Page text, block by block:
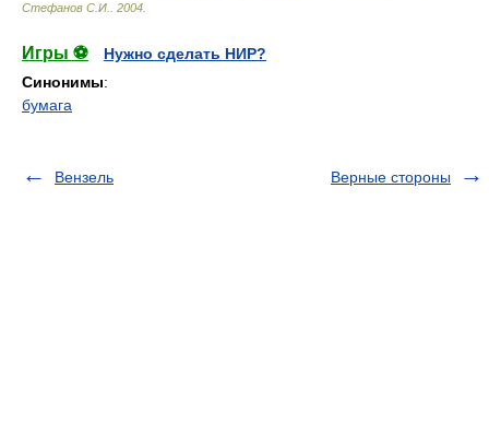
Стефанов С.И.
2004
Игры ⚽
Нужно сделать НИР?
Синонимы:
бумага
Вензель Верные стороны